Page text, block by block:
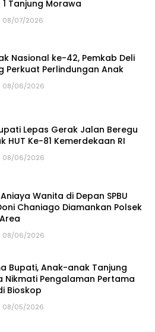
1 Tanjung Morawa
08/07/2026
Nasional ke-42, Pemkab Deli
Perkuat Perlindungan Anak
08/06/2026
Lepas Gerak Jalan Beregu
HUT Ke-81 Kemerdekaan RI
08/06/2026
Wanita di Depan SPBU
Chaniago Diamankan Polsek
08/06/2026
Bupati, Anak-anak Tanjung
Nikmati Pengalaman Pertama
Bioskop
08/05/2026